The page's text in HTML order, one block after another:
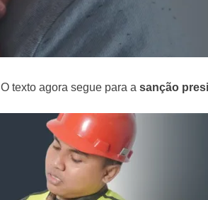
texto agora segue para a sanção